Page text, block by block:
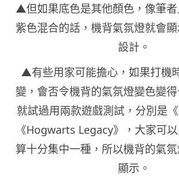
▲但如果底色是其他顏色，像筆者
紫色混合的話，機背氣氛燈就會
設計。
▲有些用家可能擔心，如果打機
變，會否令機背的氣氛燈變色變
就試過用兩款遊戲測試，分別是
《Hogwarts Legacy》，大家可
算十分集中一種，所以機背的氣
顯示。